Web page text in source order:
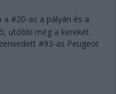
#20-as a pályán és a
utóbbi még a kerekét
#93-as Peugeot